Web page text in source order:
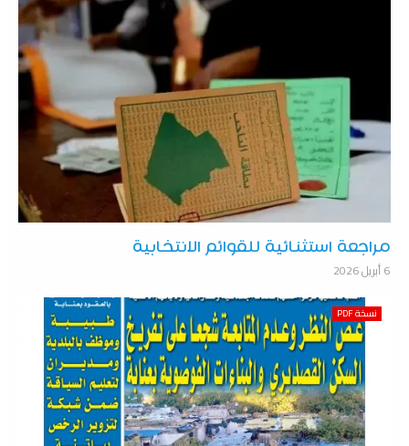
مراجعة استثنائية للقوائم الانتخابية
6 أبريل 2026
نسخة PDF